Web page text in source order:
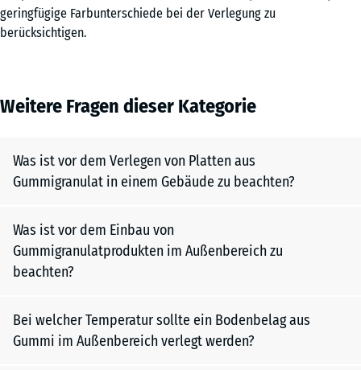
geringfügige Farbunterschiede bei der Verlegung zu
berücksichtigen.
Weitere Fragen dieser Kategorie
Was ist vor dem Verlegen von Platten aus
Gummigranulat in einem Gebäude zu beachten?
Was ist vor dem Einbau von
Gummigranulatprodukten im Außenbereich zu
beachten?
Bei welcher Temperatur sollte ein Bodenbelag aus
Gummi im Außenbereich verlegt werden?